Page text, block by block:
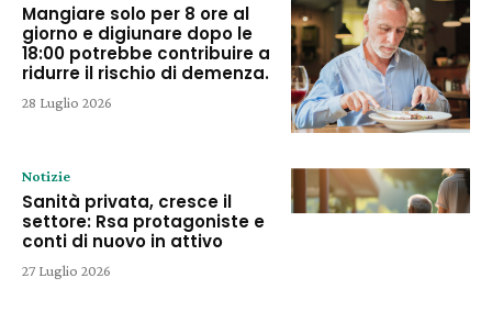
Mangiare solo per 8 ore al
giorno e digiunare dopo le
18:00 potrebbe contribuire a
ridurre il rischio di demenza.
28 Luglio 2026
Notizie
Sanità privata, cresce il
settore: Rsa protagoniste e
conti di nuovo in attivo
27 Luglio 2026